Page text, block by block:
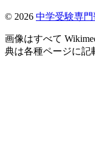
© 2026 中学受験専
画像はすべて
典は各種ページに記